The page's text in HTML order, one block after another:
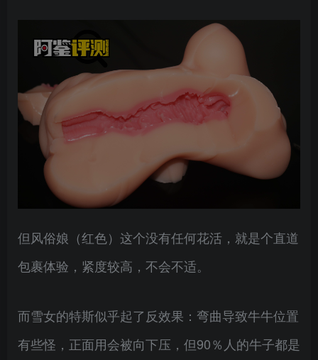
但风俗娘（红色）这个没有任何花活，就是个直道
包裹体验，紧度较高，不会不适。
而雪女的特斯似乎起了反效果：弯曲导致牛牛位置
有些怪，正面用会被向下压，但90％人的牛子都是